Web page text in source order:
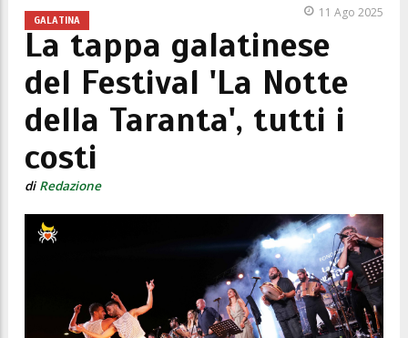
GALATINA 11 Ago 2025
La tappa galatinese
del Festival 'La Notte
della Taranta', tutti i
costi
di Redazione